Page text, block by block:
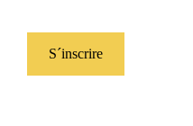
S´inscrire